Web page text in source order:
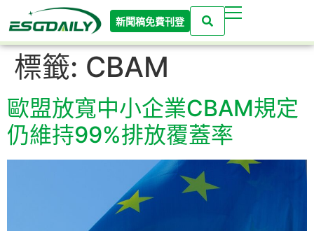
新聞稿免費刊登
標籤: CBAM
歐盟放寬中小企業CBAM規定
仍維持99%排放覆蓋率